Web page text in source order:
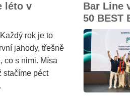
léto v
rok je to
jahody, třešně
co s nimi. Mísa
stačíme péct
Bar Line
50 BEST